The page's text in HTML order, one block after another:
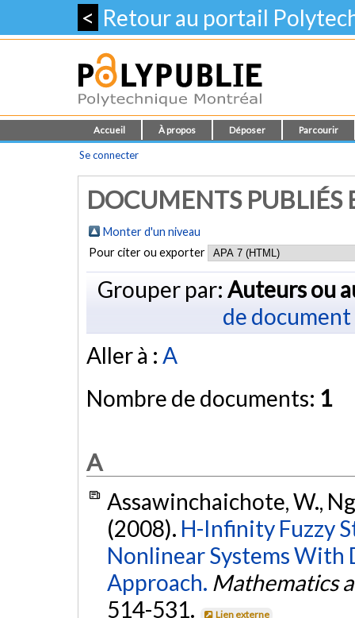
< Retour au portail
Accueil À propos Déposer Parcourir
Se connecter
DOCUMENTS PUBLIÉS
Monter d'un niveau
Pour citer ou exporter
Grouper par: Auteurs ou
de document
Aller à : A
Nombre de documents: 1
A
Assawinchaichote, W.,
(2008). H-Infinity Fuzzy
Nonlinear Systems With
Approach. Mathematics
514-531.
Lien externe